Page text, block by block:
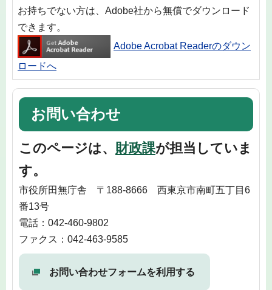
お持ちでない方は、Adobe社から無償でダウンロード
できます。
Adobe Acrobat Readerのダウン
ロードへ
お問い合わせ
このページは、 財政課が担当していま
す。
市役所田無庁舎 〒188-8666 西東京市南町五丁目6
番13号
電話：042-460-9802
ファクス：042-463-9585
お問い合わせフォームを利用する